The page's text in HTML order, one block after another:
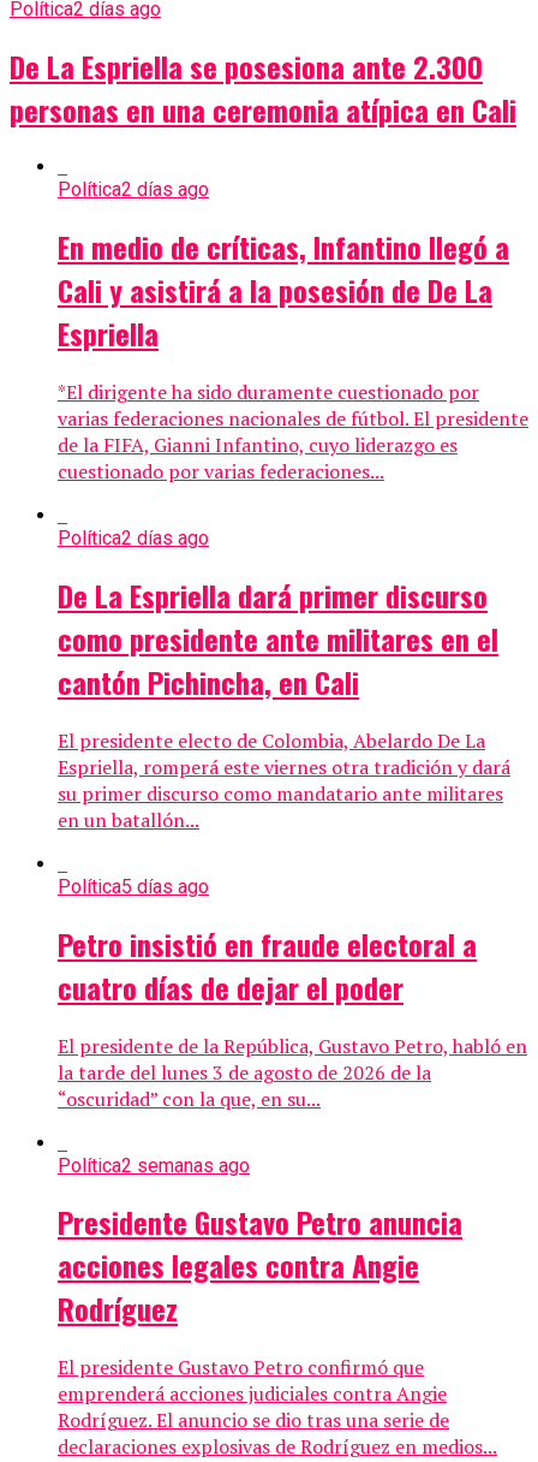
Política2 días ago
De La Espriella se posesiona ante 2.300
personas en una ceremonia atípica en Cali
Política2 días ago
En medio de críticas, Infantino llegó a
Cali y asistirá a la posesión de De La
Espriella
*El dirigente ha sido duramente cuestionado por
varias federaciones nacionales de fútbol. El presidente
de la FIFA, Gianni Infantino, cuyo liderazgo es
cuestionado por varias federaciones...
Política2 días ago
De La Espriella dará primer discurso
como presidente ante militares en el
cantón Pichincha, en Cali
El presidente electo de Colombia, Abelardo De La
Espriella, romperá este viernes otra tradición y dará
su primer discurso como mandatario ante militares
en un batallón...
Política5 días ago
Petro insistió en fraude electoral a
cuatro días de dejar el poder
El presidente de la República, Gustavo Petro, habló en
la tarde del lunes 3 de agosto de 2026 de la
“oscuridad” con la que, en su...
Política2 semanas ago
Presidente Gustavo Petro anuncia
acciones legales contra Angie
Rodríguez
El presidente Gustavo Petro confirmó que
emprenderá acciones judiciales contra Angie
Rodríguez. El anuncio se dio tras una serie de
declaraciones explosivas de Rodríguez en medios...